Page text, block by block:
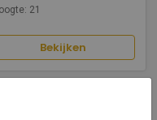
21
Bekijken